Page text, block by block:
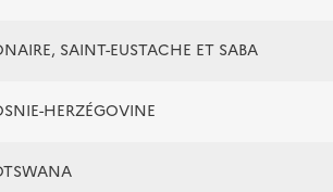
SAINT-EUSTACHE ET SABA
HERZÉGOVINE